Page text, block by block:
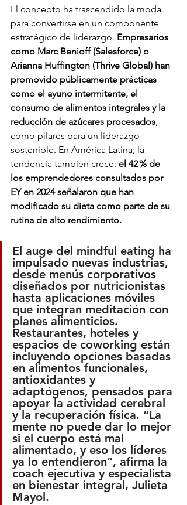
El concepto ha trascendido la moda
para convertirse en un componente
estratégico de liderazgo. Empresarios
como Marc Benioff (Salesforce) o
Arianna Huffington (Thrive Global) han
promovido públicamente prácticas
como el ayuno intermitente, el
consumo de alimentos integrales y la
reducción de azúcares procesados,
como pilares para un liderazgo
sostenible. En América Latina, la
tendencia también crece: el 42 % de
los emprendedores consultados por
EY en 2024 señalaron que han
modificado su dieta como parte de su
rutina de alto rendimiento.
El auge del mindful eating ha
impulsado nuevas industrias,
desde menús corporativos
diseñados por nutricionistas
hasta aplicaciones móviles
que integran meditación con
planes alimenticios.
Restaurantes, hoteles y
espacios de coworking están
incluyendo opciones basadas
en alimentos funcionales,
antioxidantes y
adaptógenos, pensados para
apoyar la actividad cerebral
y la recuperación física. “La
mente no puede dar lo mejor
si el cuerpo está mal
alimentado, y eso los líderes
ya lo entendieron”, afirma la
coach ejecutiva y especialista
en bienestar integral, Julieta
Mayol.